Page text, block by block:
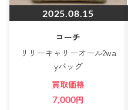
2025.08.15
コーチ
リリーキャリーオール2wa
yバッグ
買取価格
7,000円